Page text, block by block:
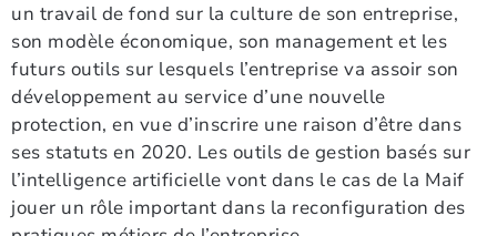
un travail de fond sur la culture de son entreprise,
son modèle économique, son management et les
futurs outils sur lesquels l’entreprise va assoir son
développement au service d’une nouvelle
protection, en vue d’inscrire une raison d’être dans
ses statuts en 2020. Les outils de gestion basés sur
l’intelligence artificielle vont dans le cas de la Maif
jouer un rôle important dans la reconfiguration des